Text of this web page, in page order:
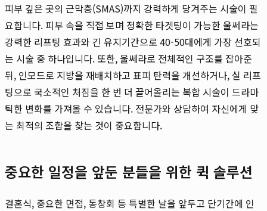
피부 깊은 곳의 근막층(SMAS)까지 강력하게 당겨주는 시술이 필
요합니다. 피부 속을 직접 보며 정확한 타겟팅이 가능한 울쎄라는
강력한 리프팅 효과와 긴 유지기간으로 40-50대에게 가장 선호되
는 시술 중 하나입니다. 또한, 울쎄라로 전체적인 구조를 잡아준
뒤, 인모드로 지방을 재배치하고 표피 탄력을 개선하거나, 실 리프
팅으로 국소적인 처짐을 한 번 더 끌어올리는 복합 시술이 드라마
틱한 변화를 가져올 수 있습니다. 전문가와 상담하여 자신에게 맞
는 최적의 조합을 찾는 것이 중요합니다.
중요한 일정을 앞둔 분들을 위한 퀵 솔루션
결혼식, 중요한 면접, 동창회 등 특별한 날을 앞두고 단기간에 인